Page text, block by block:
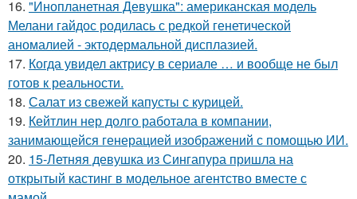
16. "Инопланетная Девушка": американская модель
Мелани гайдос родилась с редкой генетической
аномалией - эктодермальной дисплазией.
17. Когда увидел актрису в сериале … и вообще не был
готов к реальности.
18. Салат из свежей капусты с курицей.
19. Кейтлин нер долго работала в компании,
занимающейся генерацией изображений с помощью ИИ.
20. 15-Летняя девушка из Сингапура пришла на
открытый кастинг в модельное агентство вместе с